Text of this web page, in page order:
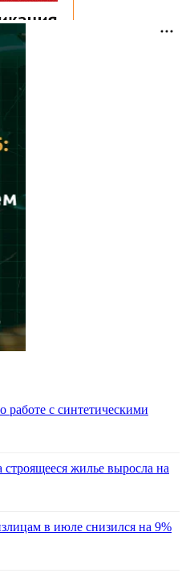
работе с синтетическими
жилье выросла на
в июле снизился на 9%